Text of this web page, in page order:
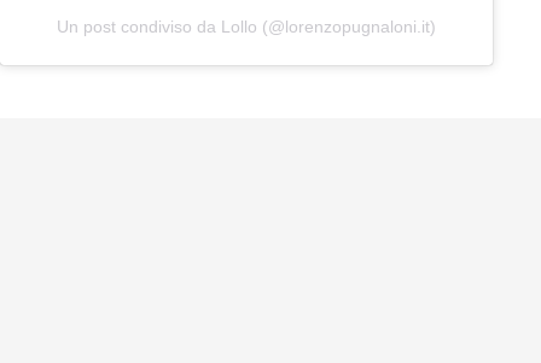
Un post condiviso da Lollo (@lorenzopugnaloni.it)